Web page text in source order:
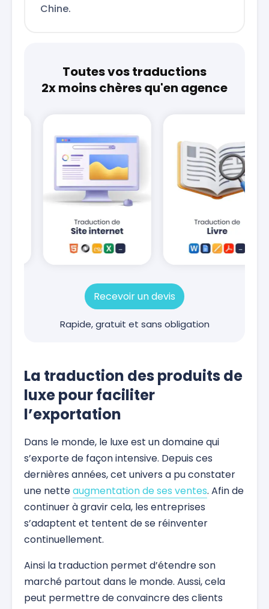
Chine.
Toutes vos traductions
2x moins chères qu'en agence
Recevoir un devis
Rapide, gratuit et sans obligation
La traduction des produits de
luxe pour faciliter
l’exportation
Dans le monde, le luxe est un domaine qui
s’exporte de façon intensive. Depuis ces
dernières années, cet univers a pu constater
une netteaugmentation de ses ventes. Afin de
continuer à gravir cela, les entreprises
s’adaptent et tentent de se réinventer
continuellement.
Ainsi la traduction permet d’étendre son
marché partout dans le monde. Aussi, cela
peut permettre de convaincre des clients